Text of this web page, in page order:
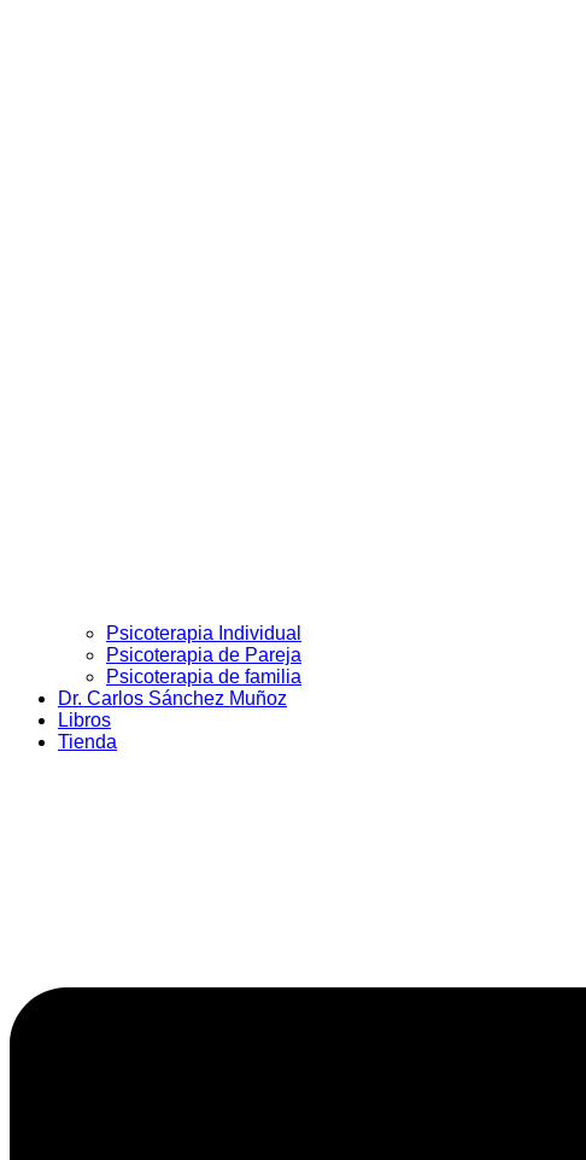
Psicoterapia Individual
Psicoterapia de Pareja
Psicoterapia de familia
Dr. Carlos Sánchez Muñoz
Libros
Tienda